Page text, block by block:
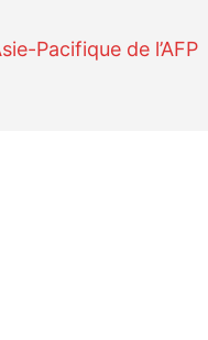
Pacifique de l’AFP